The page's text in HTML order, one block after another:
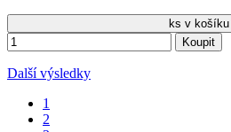
ks v košíku
Koupit
Další výsledky
1
2